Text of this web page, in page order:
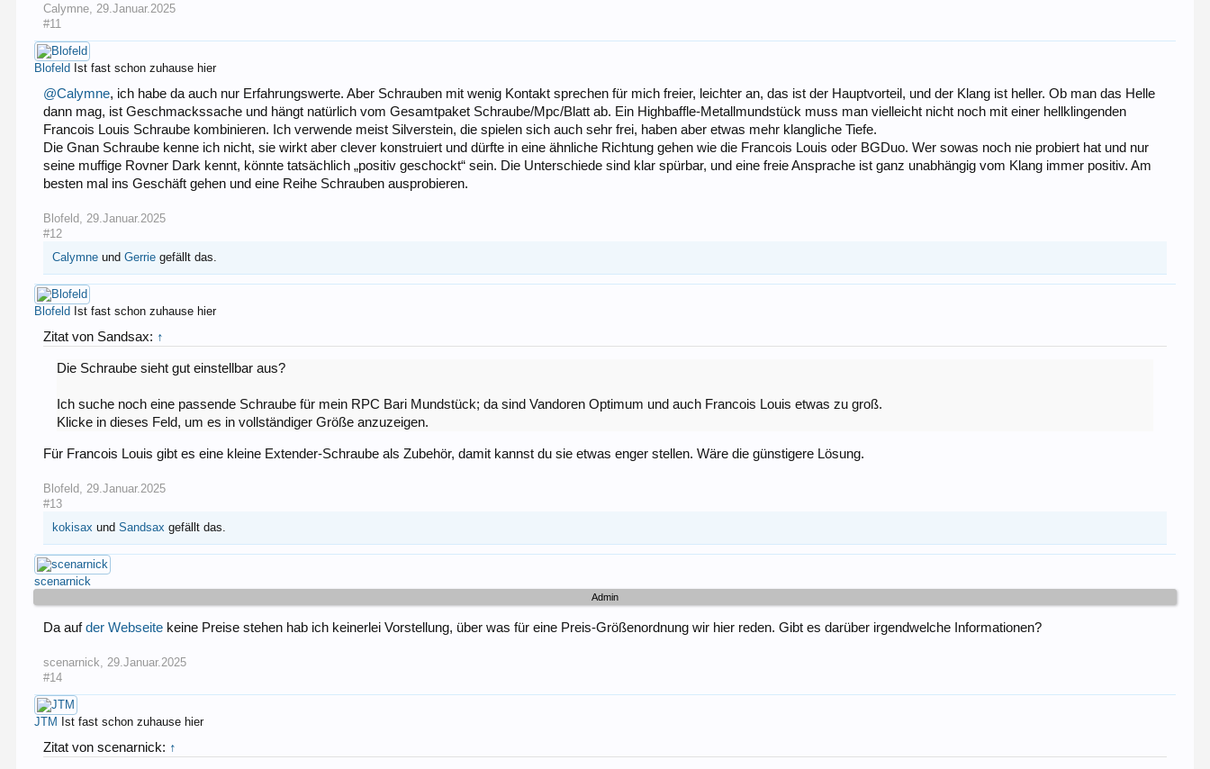
Calymne 29.Januar.2025
#11
Blofeld Ist fast schon zuhause hier
@Calymne, ich habe da auch nur Erfahrungswerte. Aber Schrauben mit wenig Kontakt sprechen für mich freier, leichter an, das ist der Hauptvorteil, und der Klang ist heller. Ob man das Helle
dann mag, ist Geschmackssache und hängt natürlich vom Gesamtpaket Schraube/Mpc/Blatt ab. Ein Highbaffle-Metallmundstück muss man vielleicht nicht noch mit einer hellklingenden
Francois Louis Schraube kombinieren. Ich verwende meist Silverstein, die spielen sich auch sehr frei, haben aber etwas mehr klangliche Tiefe.
Die Gnan Schraube kenne ich nicht, sie wirkt aber clever konstruiert und dürfte in eine ähnliche Richtung gehen wie die Francois Louis oder BGDuo. Wer sowas noch nie probiert hat und nur
seine muffige Rovner Dark kennt, könnte tatsächlich „positiv geschockt“ sein. Die Unterschiede sind klar spürbar, und eine freie Ansprache ist ganz unabhängig vom Klang immer positiv. Am
besten mal ins Geschäft gehen und eine Reihe Schrauben ausprobieren.
Blofeld 29.Januar.2025
#12
Calymne undGerrie gefällt das.
Blofeld Ist fast schon zuhause hier
Zitat von Sandsax: ↑
Die Schraube sieht gut einstellbar aus?
Ich suche noch eine passende Schraube für mein RPC Bari Mundstück; da sind Vandoren Optimum und auch Francois Louis etwas zu groß.
Klicke in dieses Feld, um es in vollständiger Größe anzuzeigen.
Für Francois Louis gibt es eine kleine Extender-Schraube als Zubehör, damit kannst du sie etwas enger stellen. Wäre die günstigere Lösung.
Blofeld
29.Januar.2025
#13
kokisax undSandsax gefällt das.
scenarnick
Admin
Da aufder Webseite keine Preise stehen hab ich keinerlei Vorstellung, über was für eine Preis-Größenordnung wir hier reden. Gibt es darüber irgendwelche Informationen?
scenarnick
29.Januar.2025
#14
JTM Ist fast schon zuhause hier
Zitat von scenarnick: ↑